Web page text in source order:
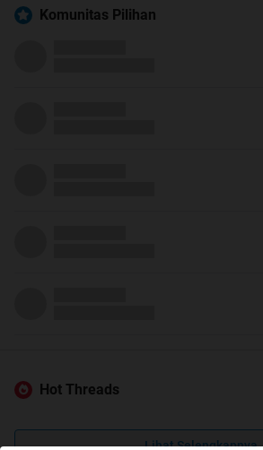
Komunitas Pilihan
Hot Threads
Lihat Selengkapnya